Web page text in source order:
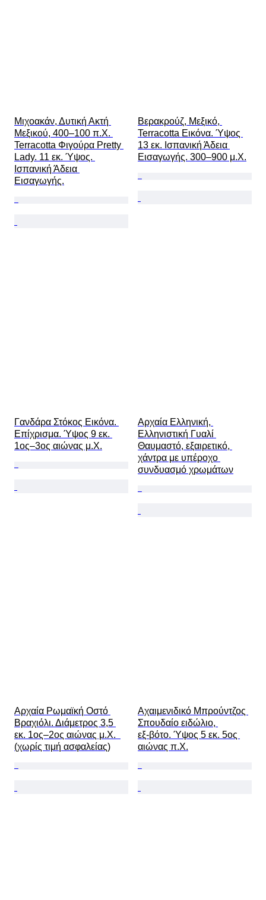
Μιχοακάν, Δυτική Ακτή
Μεξικού, 400–100 π.Χ.
Terracotta Φιγούρα Pretty
Lady. 11 εκ. Ύψος.
Ισπανική Άδεια
Εισαγωγής.
Βερακρούζ, Μεξικό,
Terracotta Εικόνα. Ύψος
13 εκ. Ισπανική Άδεια
Εισαγωγής. 300–900 μ.Χ.
Γανδάρα Στόκος Εικόνα.
Επίχρισμα. Ύψος 9 εκ.
1ος–3ος αιώνας μ.Χ.
Αρχαία Ελληνική,
Ελληνιστική Γυαλί
Θαυμαστό, εξαιρετικό,
χάντρα με υπέροχο
συνδυασμό χρωμάτων
Αρχαία Ρωμαϊκή Οστό
Βραχιόλι. Διάμετρος 3,5
εκ. 1ος–2ος αιώνας μ.Χ.
(χωρίς τιμή ασφαλείας)
Αχαιμενιδικό Μπρούντζος
Σπουδαίο ειδώλιο,
εξ‑βότο. Ύψος 5 εκ. 5ος
αιώνας π.Χ.